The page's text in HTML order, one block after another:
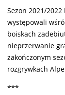
Sezon 2021/
występowali
boiskach
nieprzerwanie
zakończonym
rozgrywkach
***